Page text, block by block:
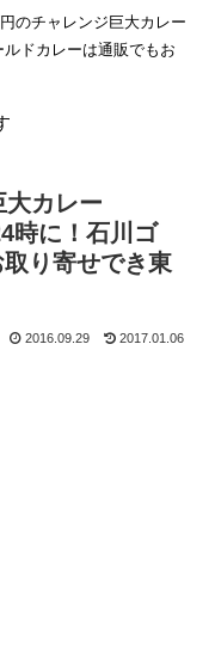
のチャレンジ巨大カレー
ドカレーは通販でもお
大カレー
時に！石川ゴ
り寄せでき東
2016.09.29 2017.01.06